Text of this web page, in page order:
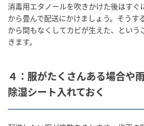
消毒用エタノールを吹きかけた後はすぐ
から畳んで配送にかけましょう。そうす
から間もなくしてカビが生えた、という
きます。
４：服がたくさんある場合や
除湿シート入れておく